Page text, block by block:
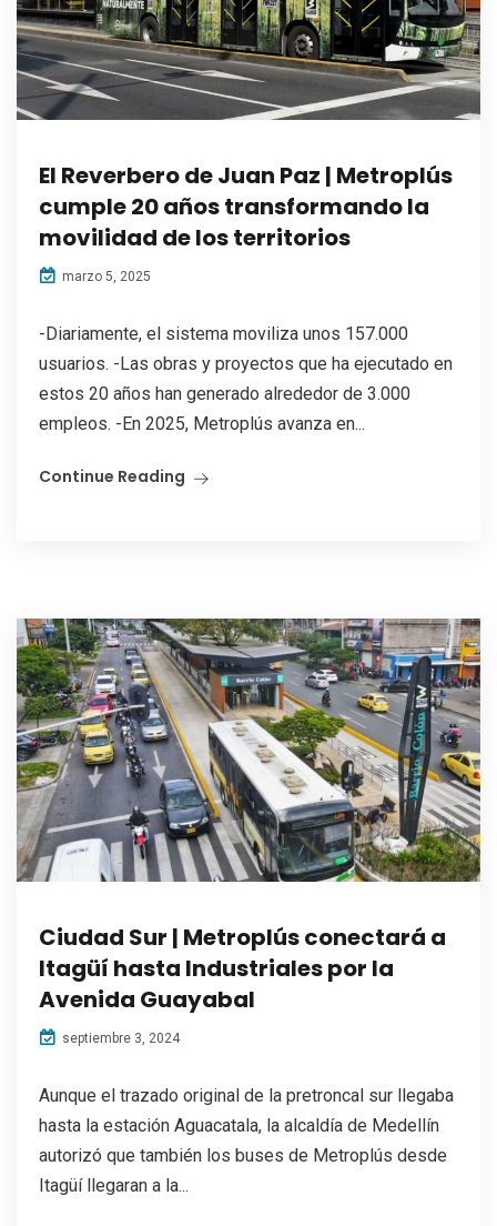
El Reverbero de Juan Paz | Metroplús
cumple 20 años transformando la
movilidad de los territorios
marzo 5, 2025
-Diariamente, el sistema moviliza unos 157.000
usuarios. -Las obras y proyectos que ha ejecutado en
estos 20 años han generado alrededor de 3.000
empleos. -En 2025, Metroplús avanza en...
Continue Reading
Ciudad Sur | Metroplús conectará a
Itagüí hasta Industriales por la
Avenida Guayabal
septiembre 3, 2024
Aunque el trazado original de la pretroncal sur llegaba
hasta la estación Aguacatala, la alcaldía de Medellín
autorizó que también los buses de Metroplús desde
Itagüí llegaran a la...